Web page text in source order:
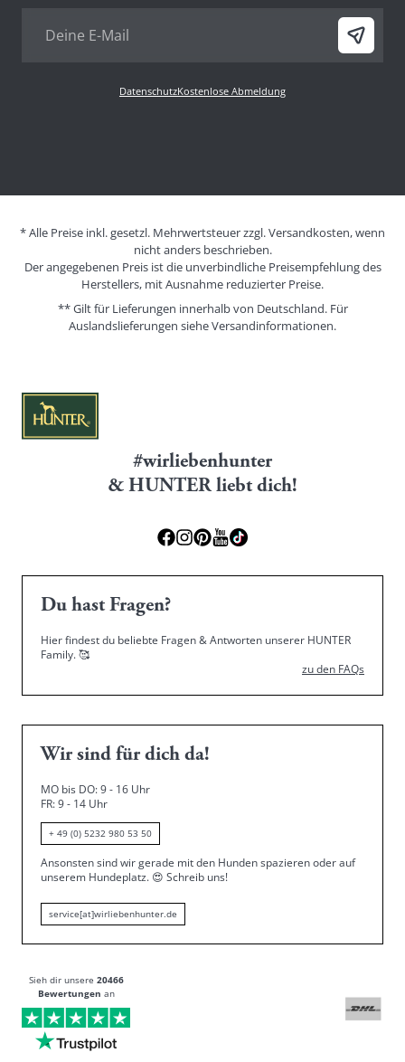
DatenschutzKostenlose Abmeldung
* Alle Preise inkl. gesetzl. Mehrwertsteuer zzgl. Versandkosten, wenn
nicht anders beschrieben.
Der angegebenen Preis ist die unverbindliche Preisempfehlung des
Herstellers, mit Ausnahme reduzierter Preise.
** Gilt für Lieferungen innerhalb von Deutschland. Für
Auslandslieferungen sieheVersandinformationen.
#wirliebenhunter
& HUNTER liebt dich!
Du hast Fragen?
Hier findest du beliebte Fragen & Antworten unserer HUNTER
Family.🥰
zu den FAQs
Wir sind für dich da!
MO bis DO: 9 - 16 Uhr
FR: 9 - 14 Uhr
+ 49 (0) 5232 980 53 50
Ansonsten sind wir gerade mit den Hunden spazieren oder auf
unserem Hundeplatz. 😍 Schreib uns!
service[at]wirliebenhunter.de
Sieh dir unsere 20466
Bewertungen an